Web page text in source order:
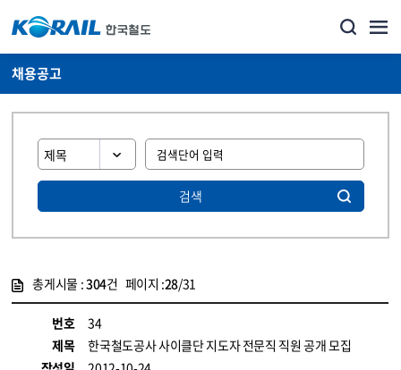
채용공고
검색
총게시물 :304건 페이지 :28/31
번호
34
제목
한국철도공사 사이클단 지도자 전문직 직원 공개 모집